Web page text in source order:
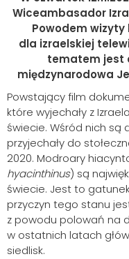
Wiceambasador
Powodem
dla izraelskiej
tematem jest
międzynarodowa
Powstający film
które wyjechały z
świecie. Wśród nich
przyjechały do
2020. Modroary
hyacinthinus) są
świecie. Jest to
przyczyn tego stanu
z powodu polowań na
w ostatnich latach
siedlisk.